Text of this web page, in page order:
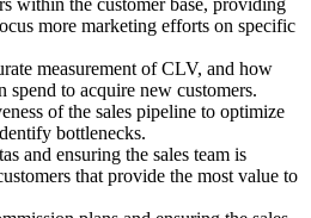
within the customer base, providing
more marketing efforts on specific
measurement of CLV, and how
spend to acquire new customers.
of the sales pipeline to optimize
bottlenecks.
and ensuring the sales team is
that provide the most value to